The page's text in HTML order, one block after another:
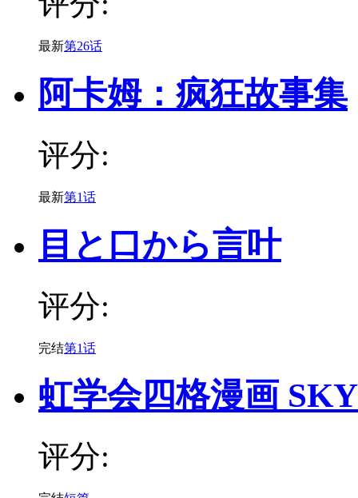
最新第26话
阿卡姆：疯狂故事集
评分:
最新第1话
目と口から言叶
评分:
完结第1话
虹学会四格漫画
评分: